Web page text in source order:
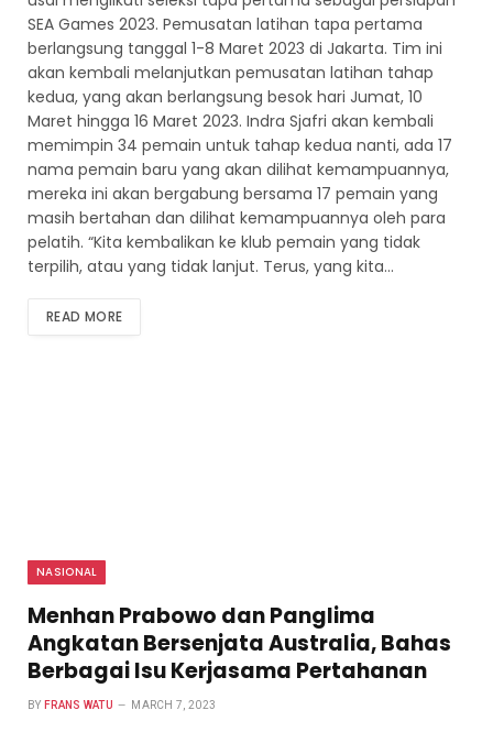
SEA Games 2023. Pemusatan latihan tapa pertama
berlangsung tanggal 1-8 Maret 2023 di Jakarta. Tim ini
akan kembali melanjutkan pemusatan latihan tahap
kedua, yang akan berlangsung besok hari Jumat, 10
Maret hingga 16 Maret 2023. Indra Sjafri akan kembali
memimpin 34 pemain untuk tahap kedua nanti, ada 17
nama pemain baru yang akan dilihat kemampuannya,
mereka ini akan bergabung bersama 17 pemain yang
masih bertahan dan dilihat kemampuannya oleh para
pelatih. “Kita kembalikan ke klub pemain yang tidak
terpilih, atau yang tidak lanjut. Terus, yang kita…
READ MORE
NASIONAL
Menhan Prabowo dan Panglima
Angkatan Bersenjata Australia, Bahas
Berbagai Isu Kerjasama Pertahanan
BY FRANS WATU MARCH 7, 2023